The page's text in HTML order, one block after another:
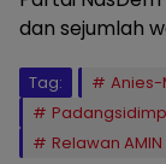
dan sejumlah
Tag: Anies-
Relawan AMIN